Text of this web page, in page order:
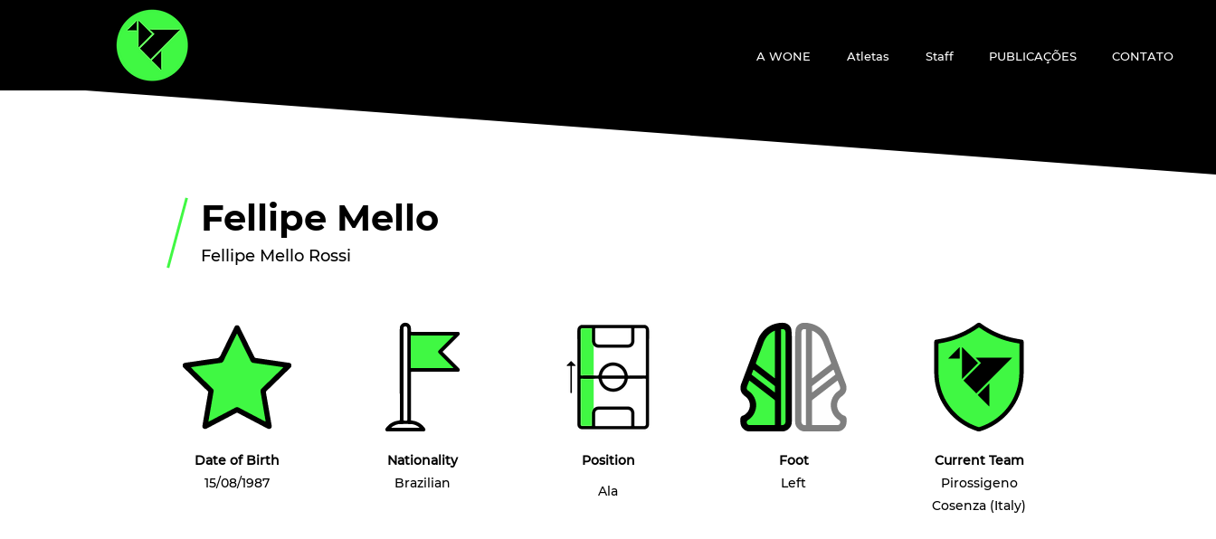
A WONE Atletas Staff PUBLICAÇÕES CONTATO
Fellipe Mello
Fellipe Mello Rossi
Date of Birth
15/08/1987
Nationality
Brazilian
Position
Ala
Foot
Left
Current Team
Pirossigeno
Cosenza (Italy)